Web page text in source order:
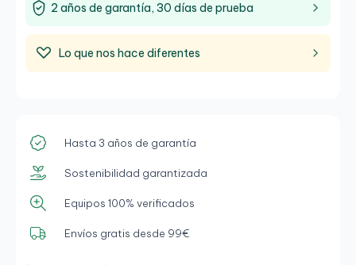
2 años de garantía, 30 días de prueba
Lo que nos hace diferentes
Hasta 3 años de garantía
Sostenibilidad garantizada
Equipos 100% verificados
Envíos gratis desde 99€